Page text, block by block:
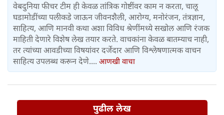
वेबदुनिया फीचर टीम ही केवळ तांत्रिक गोष्टींवर काम न करता, चालू
घडामोडींच्या पलीकडे जाऊन जीवनशैली, आरोग्य, मनोरंजन, तंत्रज्ञान,
साहित्य, आणि मानवी कथा अशा विविध श्रेणींमध्ये सखोल आणि रंजक
माहिती देणारे विशेष लेख तयार करते. वाचकांना केवळ बातम्याच नाही,
तर त्यांच्या आवडीच्या विषयांवर दर्जेदार आणि विश्लेषणात्मक वाचन
साहित्य उपलब्ध करून देणे.... आणखी वाचा
पुढील लेख